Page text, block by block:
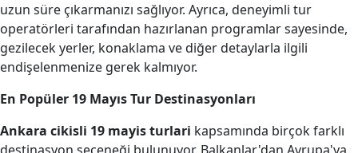
uzun süre çıkarmanızı sağlıyor. Ayrıca, deneyimli tur
operatörleri tarafından hazırlanan programlar sayesinde,
gezilecek yerler, konaklama ve diğer detaylarla ilgili
endişelenmenize gerek kalmıyor.
En Popüler 19 Mayıs Tur Destinasyonları
Ankara cikisli 19 mayis turlari kapsamında birçok farklı